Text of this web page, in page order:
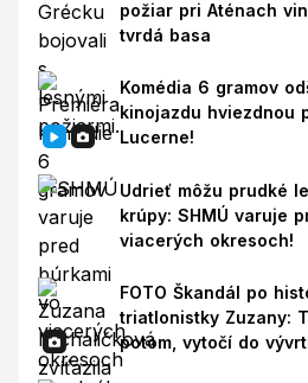
požiar pri Aténach
tvrdá basa
Komédia 6 gramov
kinojazdu hviezdnou
Lucerne!
Udrieť môžu prudké
krúpy: SHMÚ varuje
viacerých okresoch!
FOTO Škandál po
triatlonistky Zuzany:
potom, vytočí do